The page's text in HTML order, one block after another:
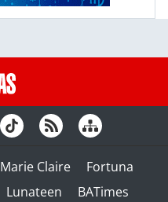
Marie Claire
Fortuna
Lunateen BATimes